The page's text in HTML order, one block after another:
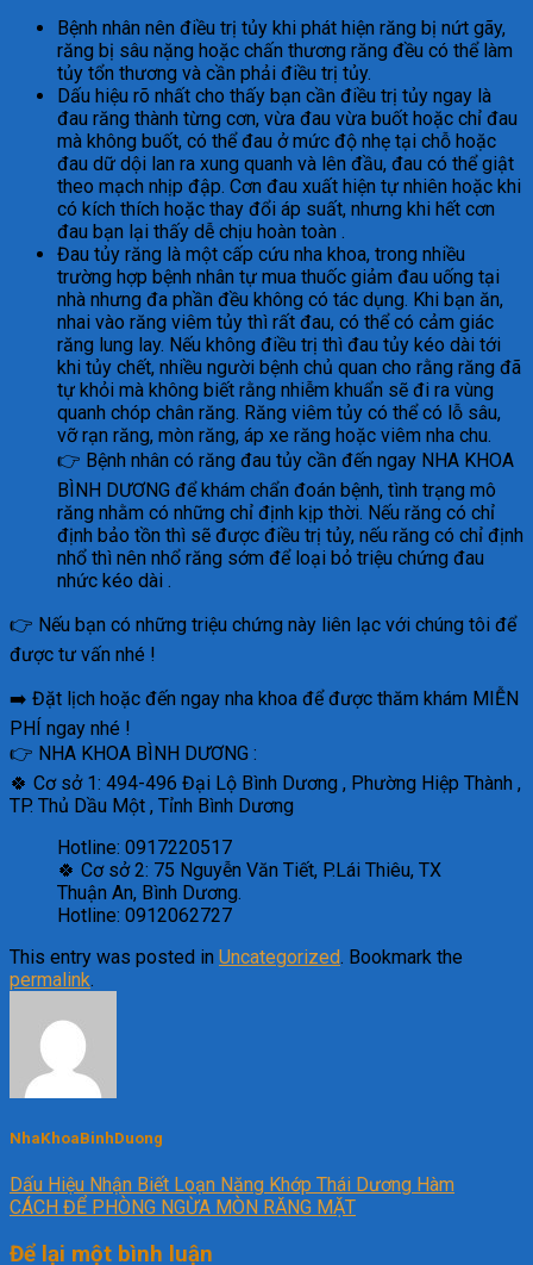
Bệnh nhân nên điều trị tủy khi phát hiện răng bị nứt gãy,
răng bị sâu nặng hoặc chấn thương răng đều có thể làm
tủy tổn thương và cần phải điều trị tủy.
Dấu hiệu rõ nhất cho thấy bạn cần điều trị tủy ngay là
đau răng thành từng cơn, vừa đau vừa buốt hoặc chỉ đau
mà không buốt, có thể đau ở mức độ nhẹ tại chỗ hoặc
đau dữ dội lan ra xung quanh và lên đầu, đau có thể giật
theo mạch nhịp đập. Cơn đau xuất hiện tự nhiên hoặc khi
có kích thích hoặc thay đổi áp suất, nhưng khi hết cơn
đau bạn lại thấy dễ chịu hoàn toàn .
Đau tủy răng là một cấp cứu nha khoa, trong nhiều
trường hợp bệnh nhân tự mua thuốc giảm đau uống tại
nhà nhưng đa phần đều không có tác dụng. Khi bạn ăn,
nhai vào răng viêm tủy thì rất đau, có thể có cảm giác
răng lung lay. Nếu không điều trị thì đau tủy kéo dài tới
khi tủy chết, nhiều người bệnh chủ quan cho rằng răng đã
tự khỏi mà không biết rằng nhiễm khuẩn sẽ đi ra vùng
quanh chóp chân răng. Răng viêm tủy có thể có lỗ sâu,
vỡ rạn răng, mòn răng, áp xe răng hoặc viêm nha chu.
👉 Bệnh nhân có răng đau tủy cần đến ngay NHA KHOA
BÌNH DƯƠNG để khám chẩn đoán bệnh, tình trạng mô
răng nhằm có những chỉ định kịp thời. Nếu răng có chỉ
định bảo tồn thì sẽ được điều trị tủy, nếu răng có chỉ định
nhổ thì nên nhổ răng sớm để loại bỏ triệu chứng đau
nhức kéo dài .
👉 Nếu bạn có những triệu chứng này liên lạc với chúng tôi để
được tư vấn nhé !
➡️ Đặt lịch hoặc đến ngay nha khoa để được thăm khám MIỄN
PHÍ ngay nhé !
👉 NHA KHOA BÌNH DƯƠNG :
🍀 Cơ sở 1: 494-496 Đại Lộ Bình Dương , Phường Hiệp Thành ,
TP. Thủ Dầu Một , Tỉnh Bình Dương
Hotline: 0917220517
🍀 Cơ sở 2: 75 Nguyễn Văn Tiết, P.Lái Thiêu, TX
Thuận An, Bình Dương.
Hotline: 0912062727
This entry was posted in Uncategorized. Bookmark the
permalink.
NhaKhoaBinhDuong
Dấu Hiệu Nhận Biết Loạn Năng Khớp Thái Dương Hàm
CÁCH ĐỂ PHÒNG NGỪA MÒN RĂNG MẶT
Để lại một bình luận